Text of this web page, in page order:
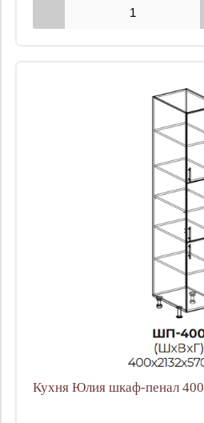
Кухня Юлия шкаф-пенал 400